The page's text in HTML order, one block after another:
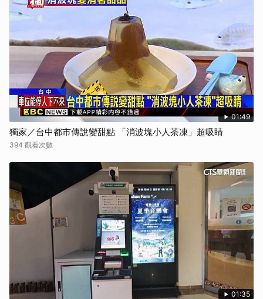
01:49
獨家／台中都市傳說變甜點 「消波塊小人茶凍」超吸睛
394 觀看次數
01:35